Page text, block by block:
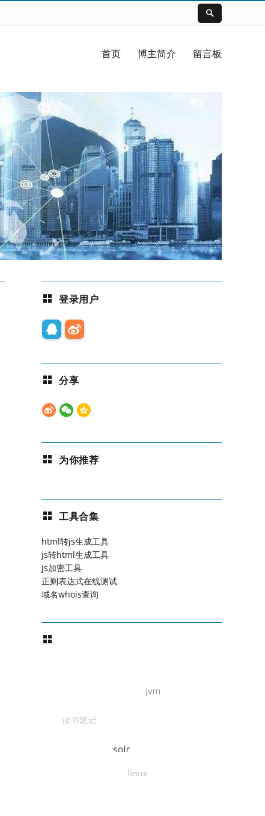
首页 博主简介 留言板
登录用户
分享
为你推荐
工具合集
html转js生成工具
js转html生成工具
js加密工具
正则表达式在线测试
域名whois查询